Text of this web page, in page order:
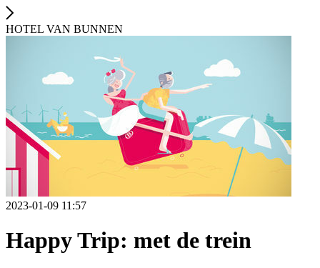
HOTEL VAN BUNNEN
2023-01-09 11:57
Happy Trip: met de trein